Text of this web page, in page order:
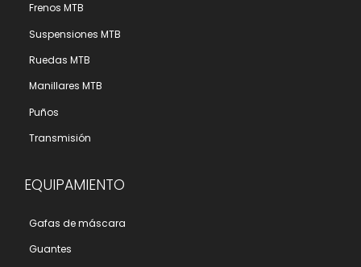
Frenos MTB
Suspensiones MTB
Ruedas MTB
Manillares MTB
Puños
Transmisión
EQUIPAMIENTO
Gafas de máscara
Guantes